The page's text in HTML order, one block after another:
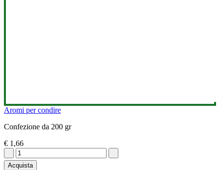
Aromi per condire
Confezione da 200 gr
€ 1,66
Acquista